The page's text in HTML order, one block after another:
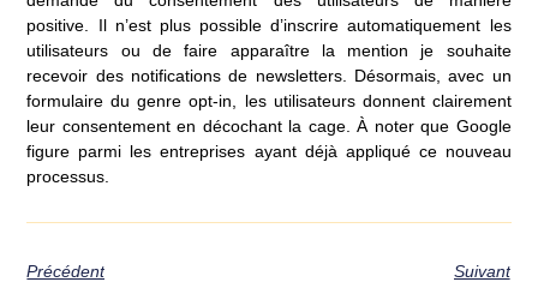
positive. Il n’est plus possible d’inscrire automatiquement les
utilisateurs ou de faire apparaître la mention je souhaite
recevoir des notifications de newsletters. Désormais, avec un
formulaire du genre opt-in, les utilisateurs donnent clairement
leur consentement en décochant la cage. À noter que Google
figure parmi les entreprises ayant déjà appliqué ce nouveau
processus.
Précédent Suivant